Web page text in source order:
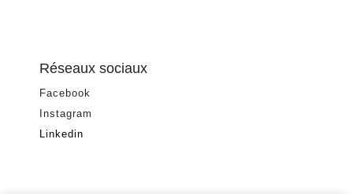
Réseaux sociaux
Facebook
Instagram
Linkedin